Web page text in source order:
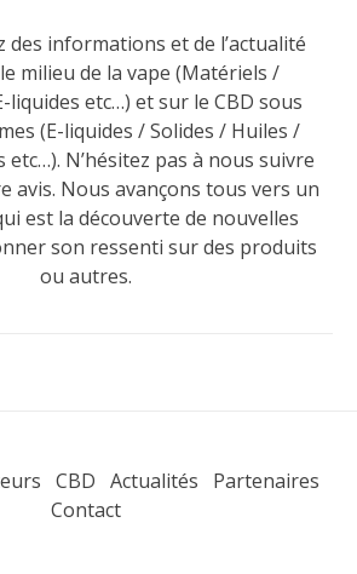
des informations et de l’actualité
milieu de la vape (Matériels /
liquides etc…) et sur le CBD sous
(E-liquides / Solides / Huiles /
etc…). N’hésitez pas à nous suivre
avis. Nous avançons tous vers un
est la découverte de nouvelles
son ressenti sur des produits
ou autres.
CBD Actualités
Partenaires
Contact